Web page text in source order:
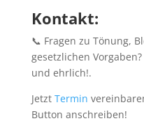
Kontakt:
📞 Fragen zu Tönung,
gesetzlichen
und ehrlich!.
Jetzt Termin
Button anschreiben!